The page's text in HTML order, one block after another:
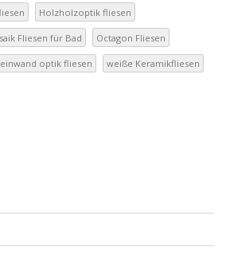
Holzholzoptik fliesen
Fliesen für Bad Octagon Fliesen
optik fliesen weiße Keramikfliesen